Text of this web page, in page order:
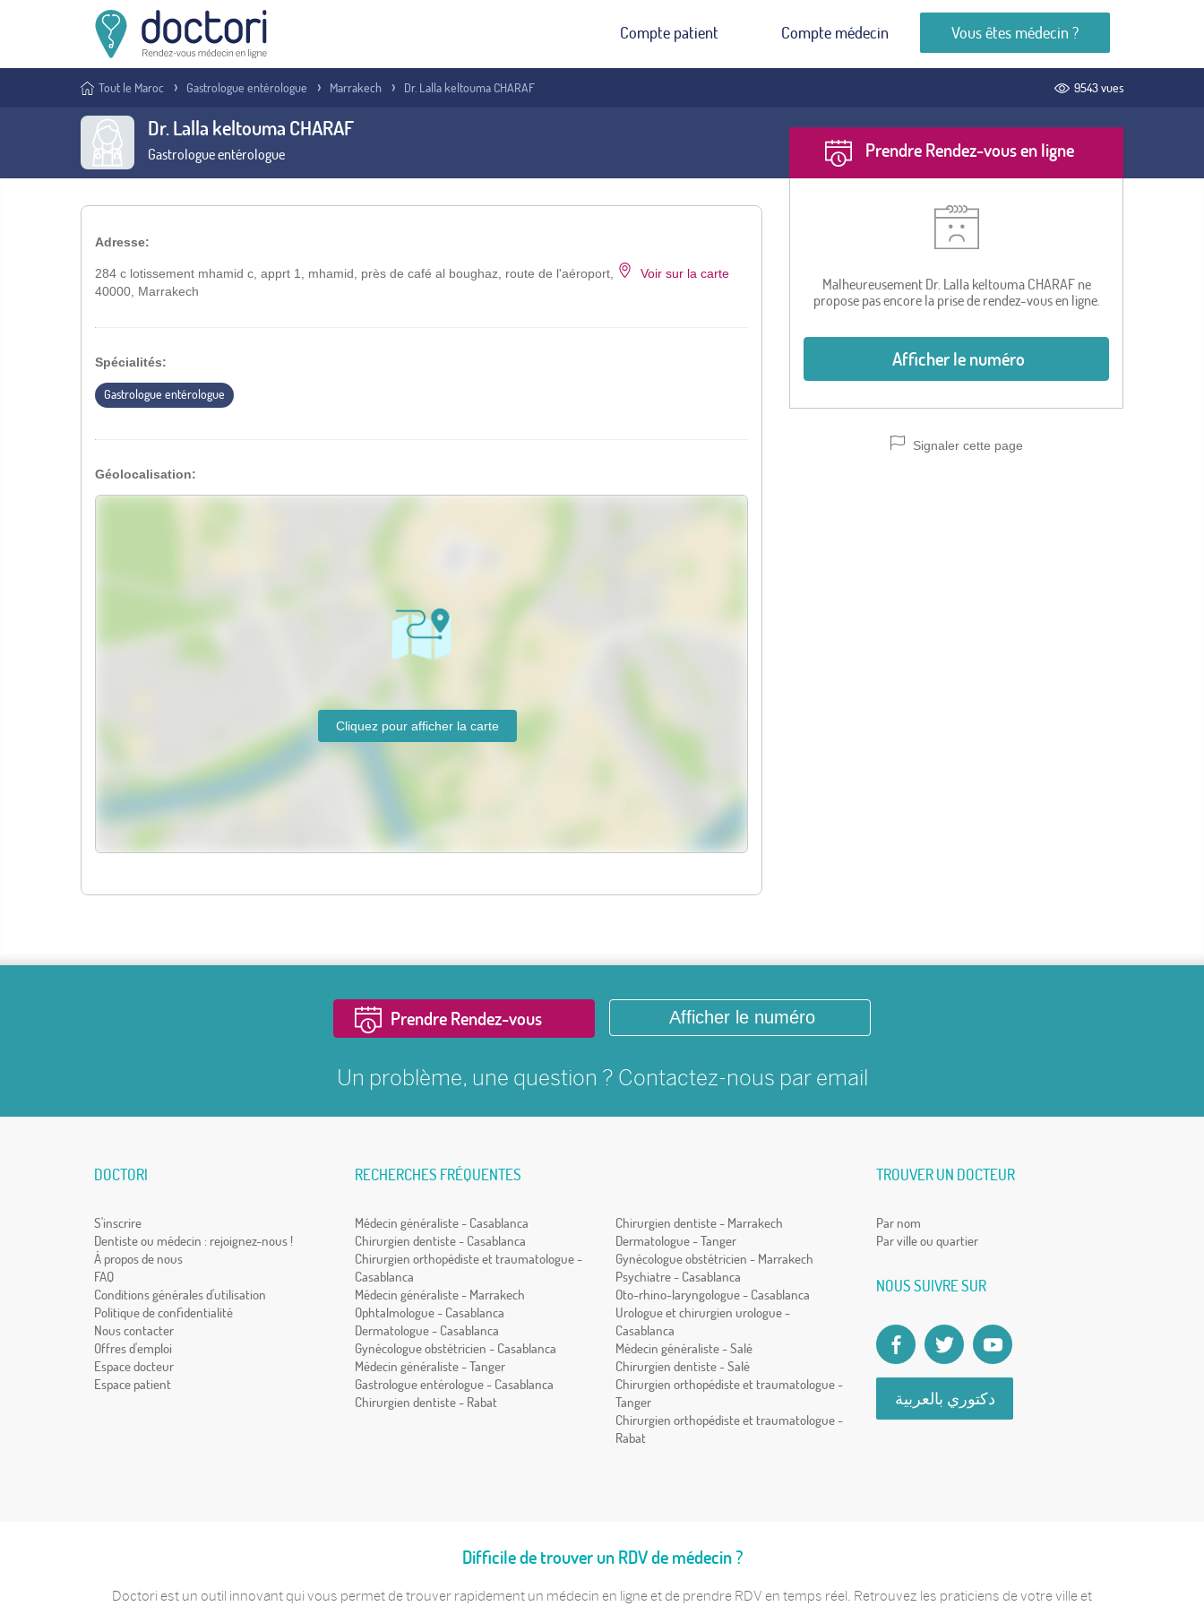
Compte patient Compte médecin Vous êtes médecin ?
Tout le Maroc Gastrologue entérologue Marrakech Dr. Lalla keltouma CHARAF 9543 vues
Dr. Lalla keltouma CHARAF
Gastrologue entérologue Prendre Rendez-vous en ligne
Malheureusement Dr. Lalla keltouma CHARAF ne
propose pas encore la prise de rendez-vous en ligne.
Afficher le numéro
Signaler cette page
Adresse:
284 c lotissement mhamid c, apprt 1, mhamid, près de café al boughaz, route de l'aéroport,
40000, Marrakech
Voir sur la carte
Spécialités:
Gastrologue entérologue
Géolocalisation:
Prendre Rendez-vous Afficher le numéro
Un problème, une question ? Contactez-nous par email
DOCTORI
S'inscrire
Dentiste ou médecin : rejoignez-nous !
À propos de nous
FAQ
Conditions générales d'utilisation
Politique de confidentialité
Nous contacter
Offres d'emploi
Espace docteur
Espace patient
RECHERCHES FRÉQUENTES
Médecin généraliste - Casablanca
Chirurgien dentiste - Casablanca
Chirurgien orthopédiste et traumatologue -
Casablanca
Médecin généraliste - Marrakech
Ophtalmologue - Casablanca
Dermatologue - Casablanca
Gynécologue obstétricien - Casablanca
Médecin généraliste - Tanger
Gastrologue entérologue - Casablanca
Chirurgien dentiste - Rabat
Chirurgien dentiste - Marrakech
Dermatologue - Tanger
Gynécologue obstétricien - Marrakech
Psychiatre - Casablanca
Oto-rhino-laryngologue - Casablanca
Urologue et chirurgien urologue -
Casablanca
Médecin généraliste - Salé
Chirurgien dentiste - Salé
Chirurgien orthopédiste et traumatologue -
Tanger
Chirurgien orthopédiste et traumatologue -
Rabat
TROUVER UN DOCTEUR
Par nom
Par ville ou quartier
NOUS SUIVRE SUR
دكتوري بالعربية
Difficile de trouver un RDV de médecin ?
Doctori est un outil innovant qui vous permet de trouver rapidement un médecin en ligne et de prendre RDV en temps réel. Retrouvez les praticiens de votre ville et